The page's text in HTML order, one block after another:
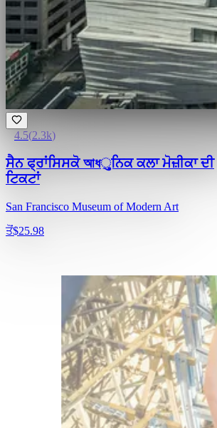
4.5(2.3k)
ਸੈਨ ਫ੍ਰਾਂਸਿਸਕੋ আধુਨਿਕ ਕਲਾ ਮੋਜ਼ੀਕਾ ਦੀ
ਟਿਕਟਾਂ
San Francisco Museum of Modern Art
ਤੋਂ$25.98